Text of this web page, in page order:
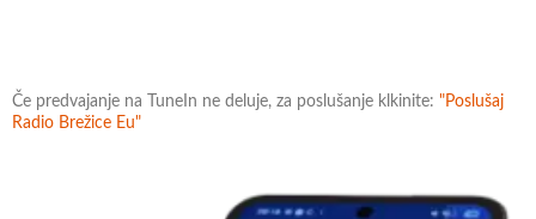
Če predvajanje na TuneIn ne deluje, za poslušanje klkinite: "Poslušaj
Radio Brežice Eu"